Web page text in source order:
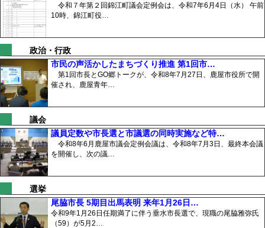
令和７年第２回錦江町議会定例会は、令和7年6月4日（水） 午前
10時、錦江町役…
政治・行政
市民の声活かしたまちづくり推進 第1回市…
第1回市長とGO郷トークが、令和8年7月27日、鹿屋市役所で開
催され、鹿屋青年…
議会
議員定数や市長選と市議選の同時実施など特…
令和8年6月鹿屋市議会定例会議は、令和8年7月3日、最終本会議
を開催し、次の議…
選挙
尾脇市長 5期目出馬表明 来年1月26日…
令和9年1月26日任期満了に伴う垂水市長選で、現職の尾脇雅弥氏
（59）が5月2…